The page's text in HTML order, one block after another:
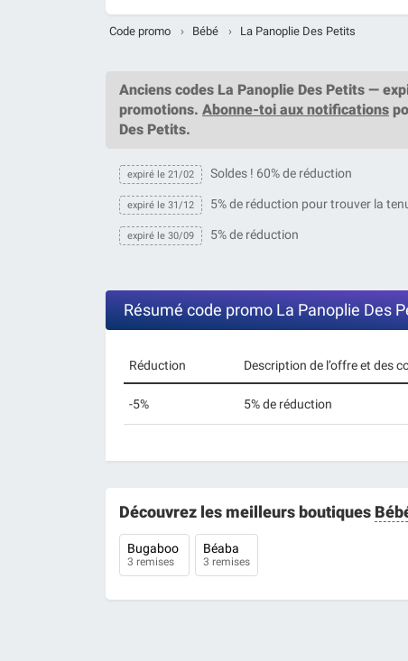
Code promo › Bébé › La Panoplie Des Petits
Anciens codes La Panoplie Des Petits —
promotions. Abonne-toi aux notifications
Des Petits.
expiré le 21/02 Soldes ! 60% de réduction
expiré le 31/12 5% de réduction pour trouver la
expiré le 30/09 5% de réduction
Résumé code promo La Panoplie Des
Réduction Description de l’offre et des
-5% 5% de réduction
Découvrez les meilleurs boutiques
Bugaboo
3 remises
Béaba
3 remises